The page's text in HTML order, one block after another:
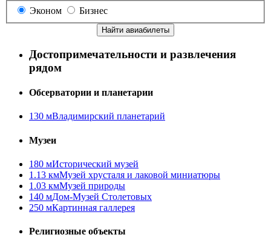
Эконом
Бизнес
Найти авиабилеты
Достопримечательности и развлечения
рядом
Обсерватории и планетарии
130 мВладимирский планетарий
Музеи
180 мИсторический музей
1.13 кмМузей хрусталя и лаковой миниатюры
1.03 кмМузей природы
140 мДом-Музей Столетовых
250 мКартинная галлерея
Религиозные объекты